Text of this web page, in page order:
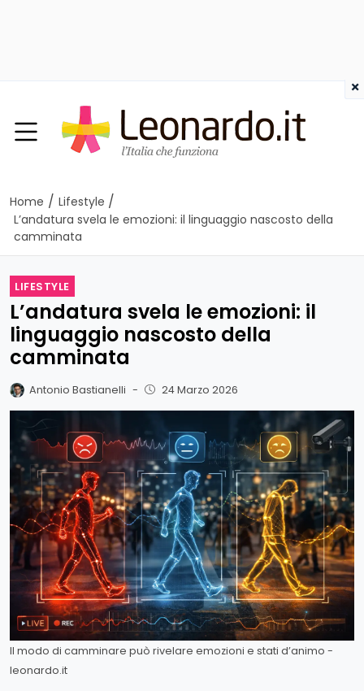
Home / Lifestyle /
L’andatura svela le emozioni: il linguaggio nascosto della
camminata
LIFESTYLE
L’andatura svela le emozioni: il
linguaggio nascosto della
camminata
Antonio Bastianelli - 24 Marzo 2026
Il modo di camminare può rivelare emozioni e stati d’animo -
leonardo.it
×